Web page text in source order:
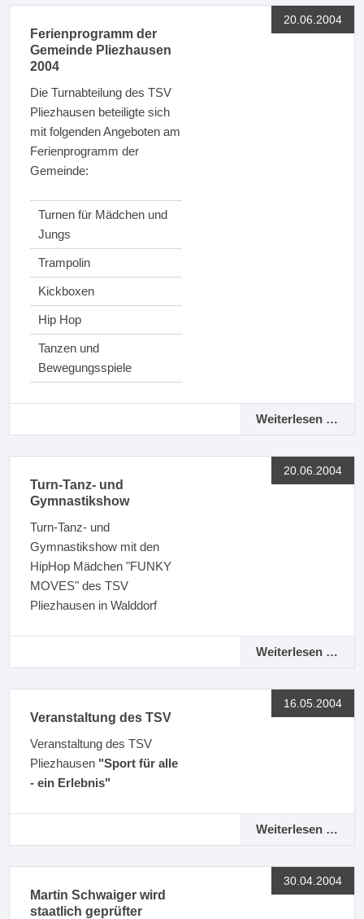
20.06.2004
Ferienprogramm der
Gemeinde Pliezhausen
2004
Die Turnabteilung des TSV
Pliezhausen beteiligte sich
mit folgenden Angeboten am
Ferienprogramm der
Gemeinde:
Turnen für Mädchen und
Jungs
Trampolin
Kickboxen
Hip Hop
Tanzen und
Bewegungsspiele
Weiterlesen …
20.06.2004
Turn-Tanz- und
Gymnastikshow
Turn-Tanz- und
Gymnastikshow mit den
HipHop Mädchen "FUNKY
MOVES" des TSV
Pliezhausen in Walddorf
Weiterlesen …
16.05.2004
Veranstaltung des TSV
Veranstaltung des TSV
Pliezhausen "Sport für alle
- ein Erlebnis"
Weiterlesen …
30.04.2004
Martin Schwaiger wird
staatlich geprüfter